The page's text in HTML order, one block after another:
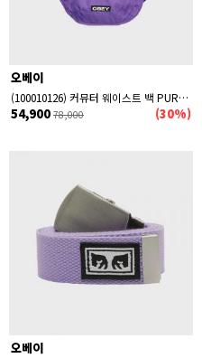
오베이
(100010126) 커뮤터 웨이스트 백 PURPLE MULTI
54,900 78,000 (30%)
오베이